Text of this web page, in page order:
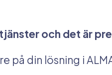
och det är
på din lösning i